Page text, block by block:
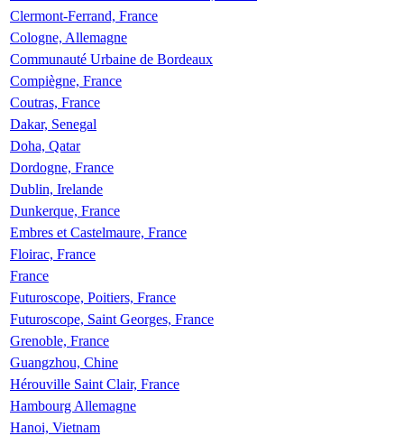
Clermont-Ferrand, France
Cologne, Allemagne
Communauté Urbaine de Bordeaux
Compiègne, France
Coutras, France
Dakar, Senegal
Doha, Qatar
Dordogne, France
Dublin, Irelande
Dunkerque, France
Embres et Castelmaure, France
Floirac, France
France
Futuroscope, Poitiers, France
Futuroscope, Saint Georges, France
Grenoble, France
Guangzhou, Chine
Hérouville Saint Clair, France
Hambourg Allemagne
Hanoi, Vietnam